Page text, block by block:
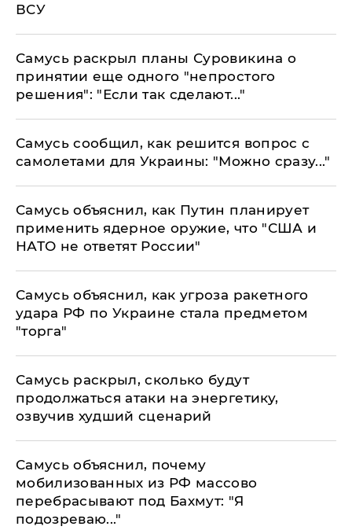
ВСУ
Самусь раскрыл планы Суровикина о
принятии еще одного "непростого
решения": "Если так сделают..."
Самусь сообщил, как решится вопрос с
самолетами для Украины: "Можно сразу..."
Самусь объяснил, как Путин планирует
применить ядерное оружие, что "США и
НАТО не ответят России"
Самусь объяснил, как угроза ракетного
удара РФ по Украине стала предметом
"торга"
Самусь раскрыл, сколько будут
продолжаться атаки на энергетику,
озвучив худший сценарий
Самусь объяснил, почему
мобилизованных из РФ массово
перебрасывают под Бахмут: "Я
подозреваю..."